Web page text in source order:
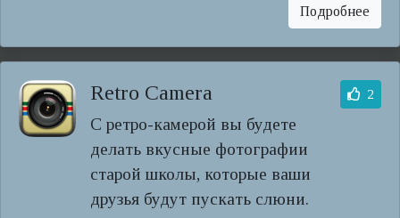
Подробнее
Retro Camera
С ретро-камерой вы будете
делать вкусные фотографии
старой школы, которые ваши
друзья будут пускать слюни.
2